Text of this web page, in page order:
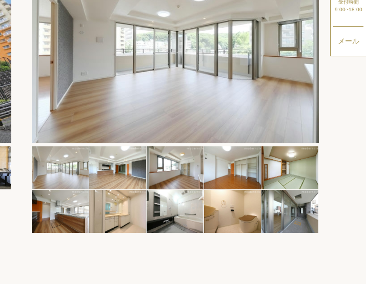
人気エリアから探す
アクセスランキング
保存した物件
閲覧履歴
保存した検索条件
店舗・スタッフ紹介
希望条件を伝えてプロに探してもらう
受付時間
9:00~18:00
メール